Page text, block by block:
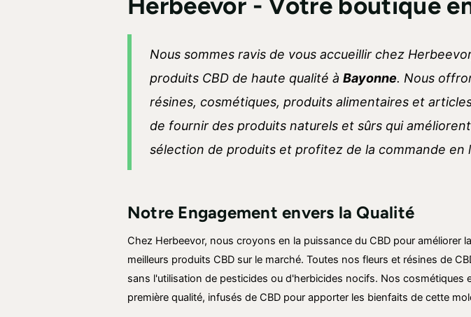
Nous sommes ravis de vous accueillir chez
produits CBD de haute qualité à Bayonne. Nous
résines, cosmétiques, produits alimentaires et
de fournir des produits naturels et sûrs qui
sélection de produits et profitez de la commande en
Notre Engagement envers la Qualité
Chez Herbeevor, nous croyons en la puissance du CBD pour
meilleurs produits CBD sur le marché. Toutes nos fleurs et résines de
sans l'utilisation de pesticides ou d'herbicides nocifs. Nos
première qualité, infusés de CBD pour apporter les bienfaits de cette